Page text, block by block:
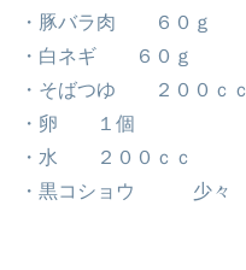
・豚バラ肉 ６０ｇ
・白ネギ ６０ｇ
・そばつゆ ２００ｃｃ
・卵 １個
・水 ２００ｃｃ
・黒コショウ 少々